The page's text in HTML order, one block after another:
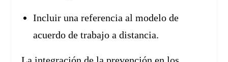
Incluir una referencia al modelo de
acuerdo de trabajo a distancia.
La integración de la prevención en los